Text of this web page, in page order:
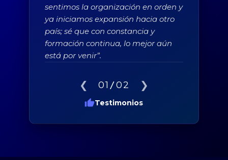
sentimos la organización en orden y
ya iniciamos expansión hacia otro
país; sé que con constancia y
formación continua, lo mejor aún
está por venir”.
❮ 01 /02 ❯
Testimonios